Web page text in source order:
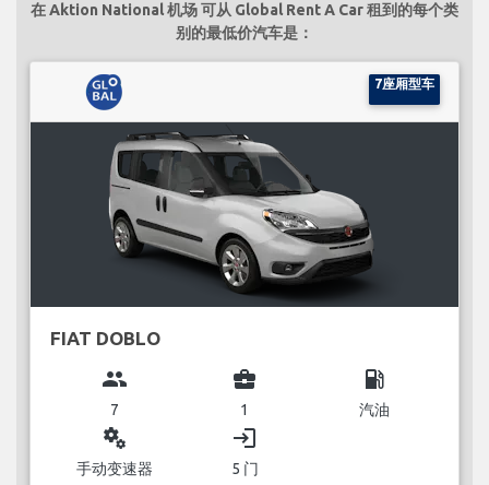
在 Aktion National 机场 可从 Global Rent A Car 租到的每个类
别的最低价汽车是：
7座厢型车
FIAT DOBLO
group
7
business_center
1
local_gas_station
汽油
miscellaneous_services
手动变速器
login
5 门